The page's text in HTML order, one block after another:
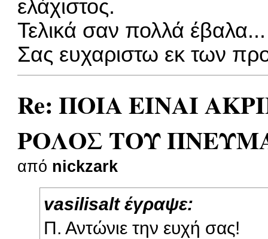
ελάχιστος.
Τελικά σαν πολλά έβαλα...
Σας ευχαριστω εκ των
Re: ΠΟΙΑ ΕΙΝΑΙ
ΡΟΛΟΣ ΤΟΥ
από nickzark
vasilisalt έγραψε:
Π. Αντώνιε την ευχή σας!